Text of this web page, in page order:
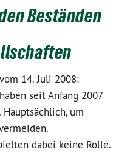
Beständen
14. Juli 2008:
seit Anfang 2007
um
dabei keine Rolle.